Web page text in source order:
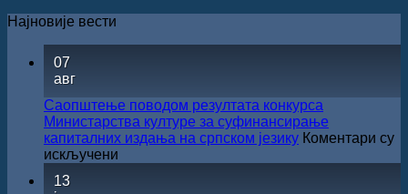
Најновије вести
07
авг
Саопштење поводом резултата конкурса
Министарства културе за суфинансирање
капиталних издања на српском језику Коментари су
искључени
13